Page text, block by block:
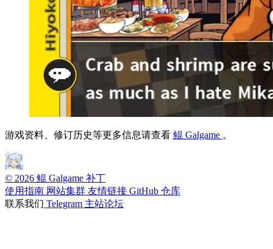
游戏资料、修订历史等更多信息请查看 鲲 Galgame 。
© 2026 鲲 Galgame 补丁
使用指南 网站集群 友情链接 GitHub 仓库
联系我们 Telegram 主站论坛